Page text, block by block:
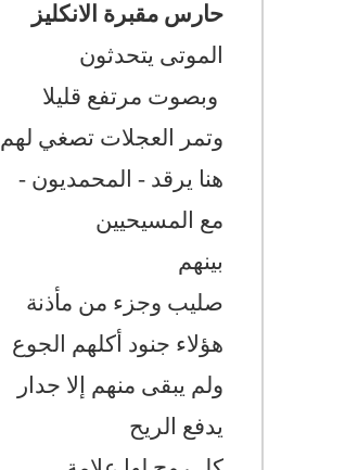
حارس مقبرة الانكليز
الموتى يتحدثون
وبصوت مرتفع قليلا
وتمر العجلات تصغي لهم
هنا يرقد - المحمديون -
مع المسيحيين
بينهم
صليب وجزء من مأذنة
هؤلاء جنود أكلهم الجوع
ولم يبقى منهم إلا جدار
يدفع الريح